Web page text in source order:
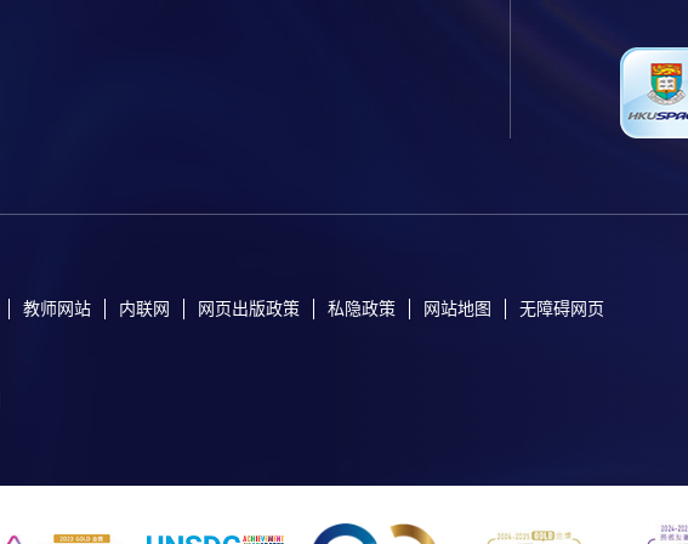
教师网站 内联网 网页出版政策 私隐政策 网站地图 无障碍网页